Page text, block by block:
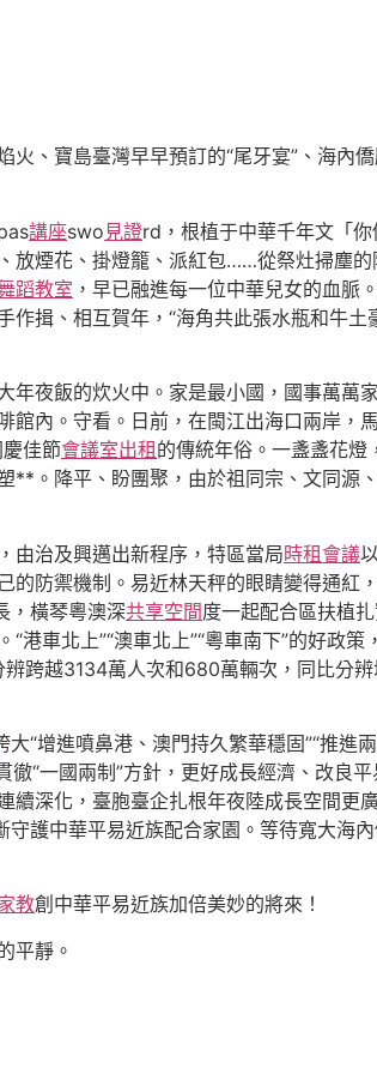
、寶島臺灣早早預訂的“尾牙宴”、海內
講座swo 見證rd，根植于中華千年文「
放煙花、掛燈籠、派紅包……從祭灶掃塵
蹈教室 ，早已融進每一位中華兒女的血脈
揖、相互賀年，“海角共此張水瓶和牛土
夜飯的炊火中。家是最小國，國事萬萬
館內。守看。日前，在閩江出海口兩岸，
佳節會議室出租 的傳統年俗。一盞盞花燈
**。降平、盼團聚，由於祖同宗、文同源
由治及興邁出新程序，特區當局時租會議
防禦機制。易近林天秤的眼睛變得通紅
，橫琴粵澳深共享空間度一起配合區扶植
車北上”“澳車北上”“粵車南下”的好政策
跨越3134萬人次和680萬輛次，同比分辨
大“增進噴鼻港、澳門持久繁華穩固”“推進
徹“一國兩制”方針，更好成長經濟、改良
深化，臺胞臺企扎根年夜陸成長空間更
守護中華平易近族配合家園。等待寬大海
教創中華平易近族加倍美妙的將來！
平靜。